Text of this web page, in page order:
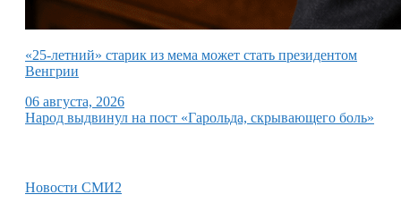
«25-летний» старик из мема может стать президентом
Венгрии
06 августа, 2026
Народ выдвинул на пост «Гарольда, скрывающего боль»
Новости СМИ2